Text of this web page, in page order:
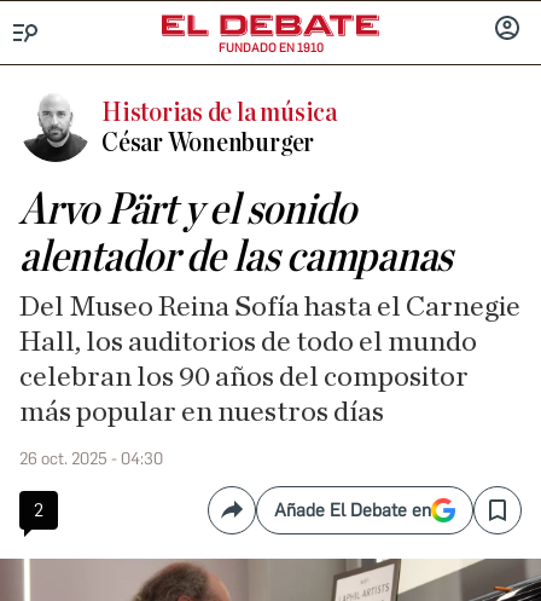
FUNDADO EN 1910
Historias de la música
César Wonenburger
Arvo Pärt y el sonido
alentador de las campanas
Del Museo Reina Sofía hasta el Carnegie
Hall, los auditorios de todo el mundo
celebran los 90 años del compositor
más popular en nuestros días
26 oct. 2025 - 04:30
2 CompartirAñade El Debate en Save